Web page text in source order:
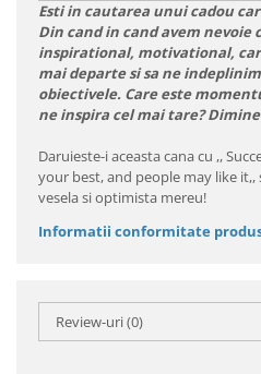
Esti in cautarea unui cadou
Din cand in cand avem
inspirational, motivational,
mai departe si sa ne
obiectivele. Care este
ne inspira cel mai tare?
Daruieste-i aceasta cana cu ,,
your best, and people may like it,,
vesela si optimista mereu!
Informatii conformitate
Review-uri(0)